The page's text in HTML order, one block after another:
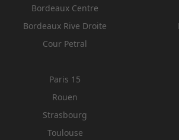
Bordeaux Centre
Bordeaux Rive Droite
Cour Petral
Paris 15
Rouen
Strasbourg
Toulouse